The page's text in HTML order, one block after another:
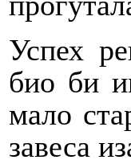
Успех
био би
мало
завеса